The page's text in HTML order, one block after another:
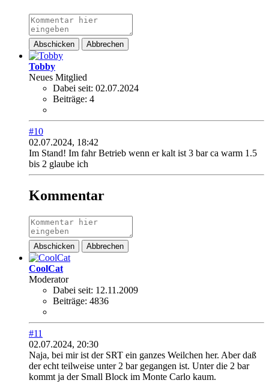
Abschicken Abbrechen
Tobby
Neues Mitglied
Dabei seit: 02.07.2024
Beiträge: 4
#10
02.07.2024, 18:42
Im Stand! Im fahr Betrieb wenn er kalt ist 3 bar ca warm 1.5
bis 2 glaube ich
Kommentar
Abschicken Abbrechen
CoolCat
Moderator
Dabei seit: 12.11.2009
Beiträge: 4836
#11
02.07.2024, 20:30
Naja, bei mir ist der SRT ein ganzes Weilchen her. Aber daß
der echt teilweise unter 2 bar gegangen ist. Unter die 2 bar
kommt ja der Small Block im Monte Carlo kaum.